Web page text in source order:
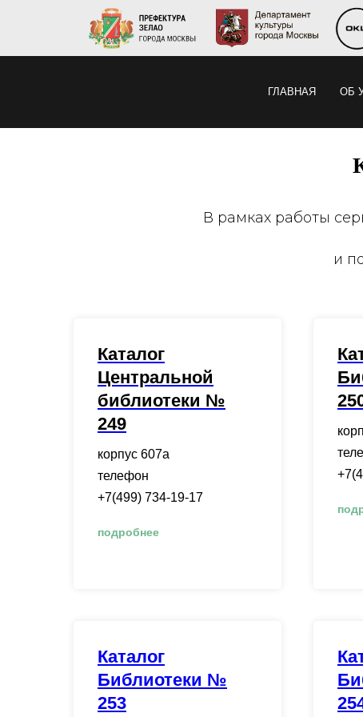
ГЛАВНАЯ ОБ
В рамках работы
и
Каталог
Центральной
библиотеки №
249
корпус 607а
телефон
+7(499) 734-19-17
подробнее
Каталог
Библиотеки №
253